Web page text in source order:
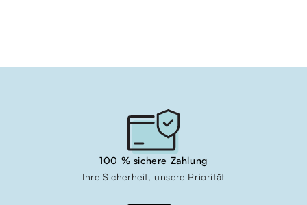
100 % sichere Zahlung
Ihre Sicherheit, unsere Priorität